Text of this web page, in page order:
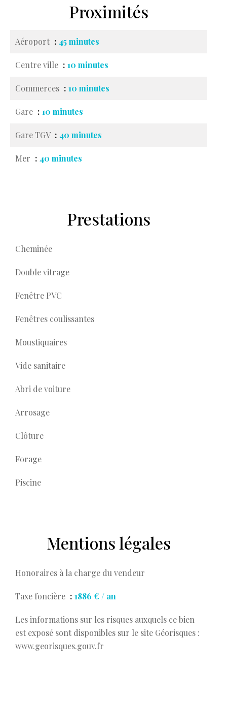
Proximités
Aéroport 45 minutes
Centre ville 10 minutes
Commerces 10 minutes
Gare 10 minutes
Gare TGV 40 minutes
Mer 40 minutes
Prestations
Cheminée
Double vitrage
Fenêtre PVC
Fenêtres coulissantes
Moustiquaires
Vide sanitaire
Abri de voiture
Arrosage
Clôture
Forage
Piscine
Mentions légales
Honoraires à la charge du vendeur
Taxe foncière 1886 € / an
Les informations sur les risques auxquels ce bien
est exposé sont disponibles sur le site Géorisques :
www.georisques.gouv.fr